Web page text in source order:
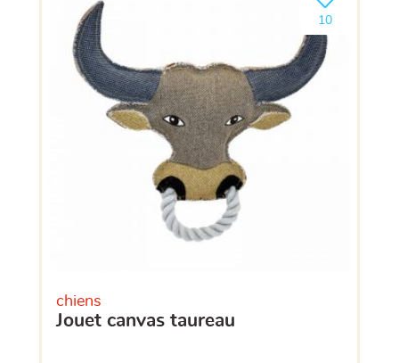
chiens
jouet canvas taureau
10
Ajouter le
clients ont